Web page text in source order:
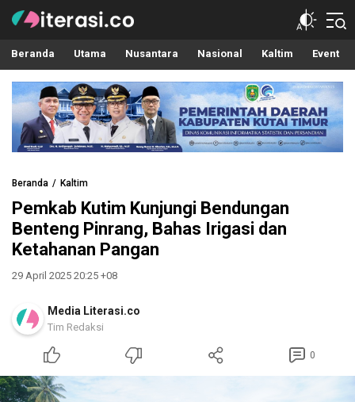
Literasi.co
Pilar Informasi
Beranda Utama Nusantara Nasional Kaltim Event
Beranda Kaltim
Pemkab Kutim Kunjungi Bendungan
Benteng Pinrang, Bahas Irigasi dan
Ketahanan Pangan
29 April 2025 20:25 +08
Media Literasi.co
Tim Redaksi
0